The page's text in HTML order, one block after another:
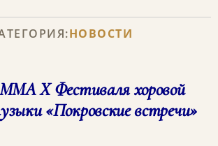
НОВОСТИ
Х Фестиваля хоровой
«Покровские встречи»